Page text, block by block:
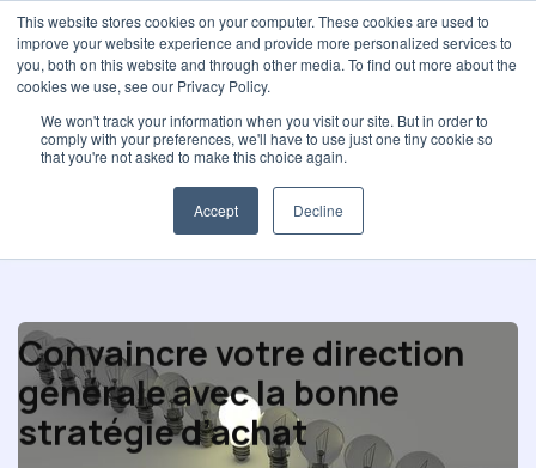
This website stores cookies on your computer. These cookies are used to
improve your website experience and provide more personalized services to
you, both on this website and through other media. To find out more about the
cookies we use, see our Privacy Policy.
We won't track your information when you visit our site. But in order to
comply with your preferences, we'll have to use just one tiny cookie so
that you're not asked to make this choice again.
Accept Decline
Sélection et Contrats
Convaincre votre direction
générale avec la bonne
stratégie d’achat